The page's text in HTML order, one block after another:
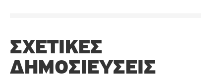
ΣΧΕΤΙΚΈΣ
ΔΗΜΟΣΙΕΎΣΕΙΣ